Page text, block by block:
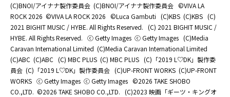
(C)BNOI/アイナナ製作委員会 (C)BNOI/アイナナ製作委員会 ©️VIVA LA
ROCK 2026 ©️VIVA LA ROCK 2026 ©Luca Gambuti (C)KBS (C)KBS (C)
2021 BIGHIT MUSIC / HYBE. All Rights Reserved. (C) 2021 BIGHIT MUSIC /
HYBE. All Rights Reserved. ⓒ Getty Images ⓒ Getty Images (C)Media
Caravan International Limited (C)Media Caravan International Limited
(C)ABC (C)ABC (C) MBC PLUS (C) MBC PLUS (C)「2019 L♡DK」製作委
員会 (C)「2019 L♡DK」製作委員会 (C)UP-FRONT WORKS (C)UP-FRONT
WORKS ⓒ Getty Images ⓒ Getty Images ©2026 TAKE SHOBO
CO.,LTD. ©2026 TAKE SHOBO CO.,LTD. (C)2023 映画「ギーツ・キングオ